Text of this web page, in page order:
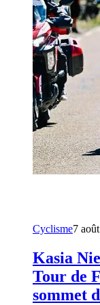
Cyclisme7
Kasia
Tour de
sommet